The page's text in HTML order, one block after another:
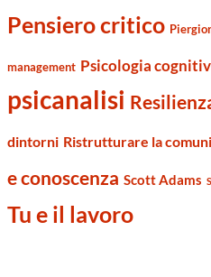
Pensiero critico
management Psicologia
psicanalisi
dintorni Ristrutturare la
e conoscenza Scott Adams
Tu e il lavoro